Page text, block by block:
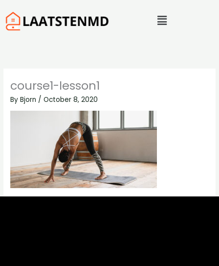
to
content
Menu
course1-lesson1
ByBjorn /October 8, 2020